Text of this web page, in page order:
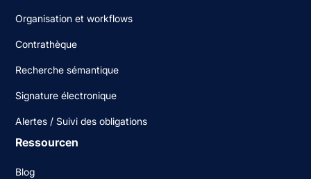
Organisation et workflows
Contrathèque
Recherche sémantique
Signature électronique
Alertes / Suivi des obligations
Ressourcen
Blog